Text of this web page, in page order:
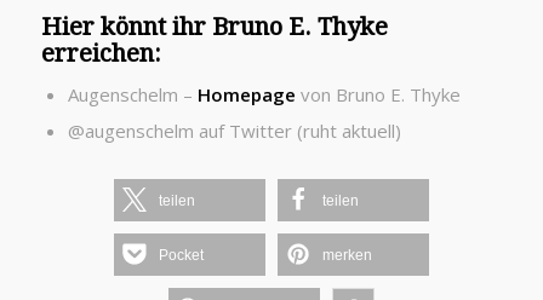
Hier könnt ihr Bruno E. Thyke
erreichen:
Augenschelm – Homepage von Bruno E. Thyke
@augenschelm auf Twitter (ruht aktuell)
teilen teilen
Pocket merken